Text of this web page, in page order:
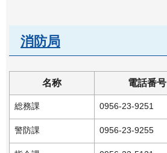
消防局
名称 電話番号
総務課 0956-23-9251
警防課 0956-23-9255